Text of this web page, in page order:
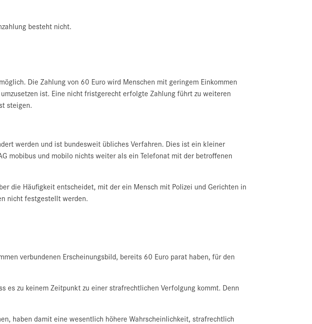
besteht nicht.
Die Zahlung von 60 Euro wird Menschen mit geringem Einkommen
ist. Eine nicht fristgerecht erfolgte Zahlung führt zu weiteren
steigen.
werden und ist bundesweit übliches Verfahren. Dies ist ein kleiner
mobibus und mobilo nichts weiter als ein Telefonat mit der betroffenen
die Häufigkeit entscheidet, mit der ein Mensch mit Polizei und Gerichten in
nicht festgestellt werden.
verbundenen Erscheinungsbild, bereits 60 Euro parat haben, für den
es zu keinem Zeitpunkt zu einer strafrechtlichen Verfolgung kommt. Denn
haben damit eine wesentlich höhere Wahrscheinlichkeit, strafrechtlich